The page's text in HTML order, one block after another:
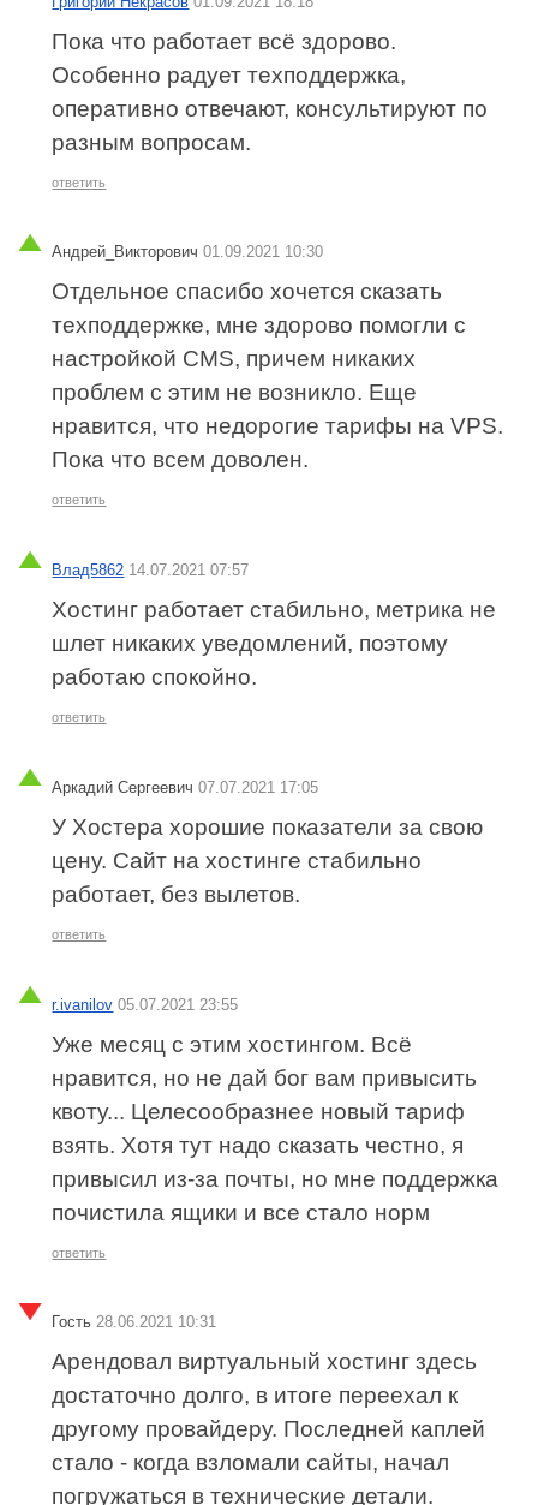
Пока что работает всё здорово.
Особенно радует техподдержка,
оперативно отвечают, консультируют по
разным вопросам.
ответить
Андрей_Викторович 01.09.2021 10:30
Отдельное спасибо хочется сказать
техподдержке, мне здорово помогли с
настройкой CMS, причем никаких
проблем с этим не возникло. Еще
нравится, что недорогие тарифы на VPS.
Пока что всем доволен.
ответить
Влад5862 14.07.2021 07:57
Хостинг работает стабильно, метрика не
шлет никаких уведомлений, поэтому
работаю спокойно.
ответить
Аркадий Сергеевич 07.07.2021 17:05
У Хостера хорошие показатели за свою
цену. Сайт на хостинге стабильно
работает, без вылетов.
ответить
r.ivanilov 05.07.2021 23:55
Уже месяц с этим хостингом. Всё
нравится, но не дай бог вам привысить
квоту... Целесообразнее новый тариф
взять. Хотя тут надо сказать честно, я
привысил из-за почты, но мне поддержка
почистила ящики и все стало норм
ответить
Гость 28.06.2021 10:31
Арендовал виртуальный хостинг здесь
достаточно долго, в итоге переехал к
другому провайдеру. Последней каплей
стало - когда взломали сайты, начал
погружаться в технические детали.